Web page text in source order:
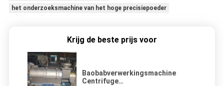
het onderzoeksmachine van het hoge precisiepoeder
Krijg de beste prijs voor
Baobabverwerkingsmachine
Centrifuge